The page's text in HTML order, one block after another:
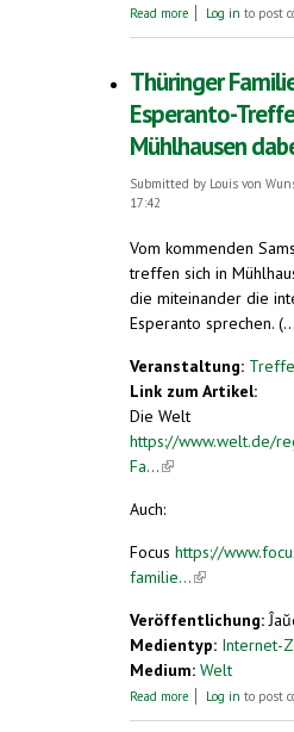
Read more about (Über das
Log in to post
Thüringer
Esperanto-
Mühlhausen
Submitted by Louis von
17:42
Vom kommenden
treffen sich in
die miteinander die
Esperanto sprechen.
Veranstaltung:
Link zum Artikel:
Die Welt
https://www.welt.de/
Fa...(link is external)
Auch:
Focus https://
familie...(link is external)
Veröffentlichung:
Medientyp: Internet-
Medium: Welt
Read more about Thüringer
Log in to post